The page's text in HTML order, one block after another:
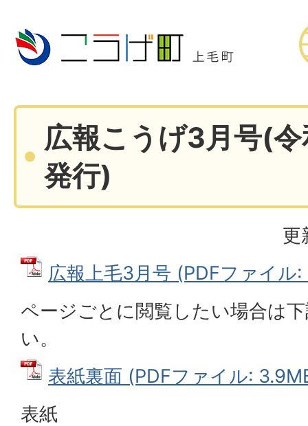
広報こうげ3月号(
発行)
更
広報上毛3月号 (PDFファイル:
ページごとに閲覧したい場合は
い。
表紙裏面 (PDFファイル:
表紙